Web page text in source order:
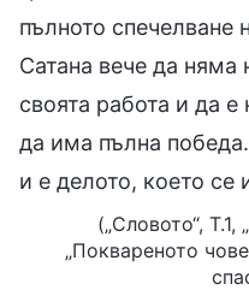
пълното спечелване
Сатана вече да
своята работа и да
да има пълна
и е делото, което се
(„Словото“,
„Поквареното